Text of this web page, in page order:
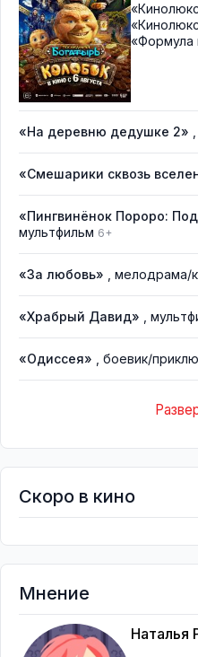
«Формула
«На деревню дедушке 2»
«Смешарики сквозь
«Пингвинёнок Пороро:
мультфильм 6+
«За любовь» , мелодрама/
«Храбрый Давид» ,
«Одиссея» , боевик/
Скоро в кино
Мнение
Наталья